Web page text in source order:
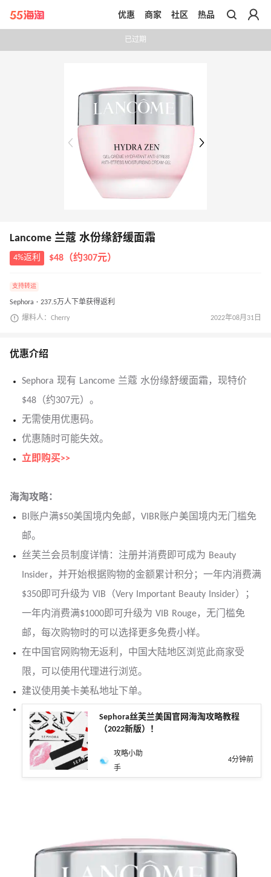
带你去官网买正品
优惠 商家 社区 热品
已过期
Lancome 兰蔻 水份缘舒缓面霜
4%返利 $48（约307元）
支持转运
Sephora · 237.5万人下单获得返利
爆料人：Cherry 2022年08月31日
优惠介绍
Sephora 现有 Lancome 兰蔻 水份缘舒缓面霜，现特价
$48（约307元）。
无需使用优惠码。
优惠随时可能失效。
立即购买>>
海淘攻略：
BI账户满$50美国境内免邮，VIBR账户美国境内无门槛免
邮。
丝芙兰会员制度详情：注册并消费即可成为 Beauty
Insider，并开始根据购物的金额累计积分；一年内消费满
$350即可升级为 VIB（Very Important Beauty Insider）；
一年内消费满$1000即可升级为 VIB Rouge，无门槛免
邮，每次购物时的可以选择更多免费小样。
在中国官网购物无返利，中国大陆地区浏览此商家受
限，可以使用代理进行浏览。
建议使用美卡美私地址下单。
Sephora丝芙兰美国官网海淘攻略教程
（2022新版）！
攻略小助
手
4分钟前